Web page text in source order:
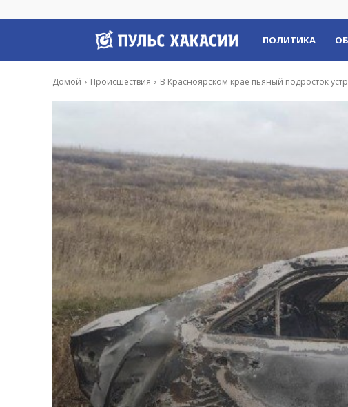
Пульс
Хакасии
ПОЛИТИКА
Домой Происшествия В Красноярском крае пьяный подросток